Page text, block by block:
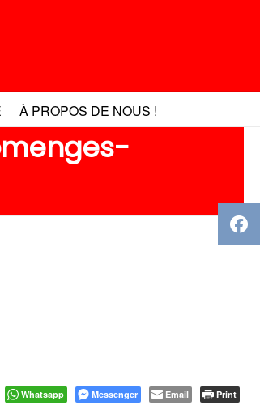
À PROPOS DE NOUS !
Whatsapp Messenger Email Print